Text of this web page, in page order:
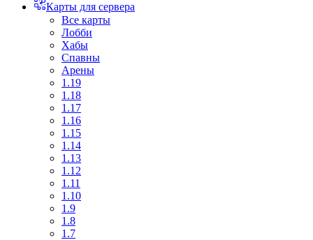
Карты для сервера
Все карты
Лобби
Хабы
Спавны
Арены
1.19
1.18
1.17
1.16
1.15
1.14
1.13
1.12
1.11
1.10
1.9
1.8
1.7